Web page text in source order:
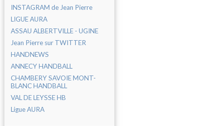
INSTAGRAM de Jean Pierre
LIGUE AURA
ASSAU ALBERTVILLE - UGINE
Jean Pierre sur TWITTER
HANDNEWS
ANNECY HANDBALL
CHAMBERY SAVOIE MONT-
BLANC HANDBALL
VAL DE LEYSSE HB
Ligue AURA